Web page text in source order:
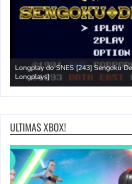
Longplay do SNES [243] Sengoku
Longplays]
ULTIMAS XBOX!